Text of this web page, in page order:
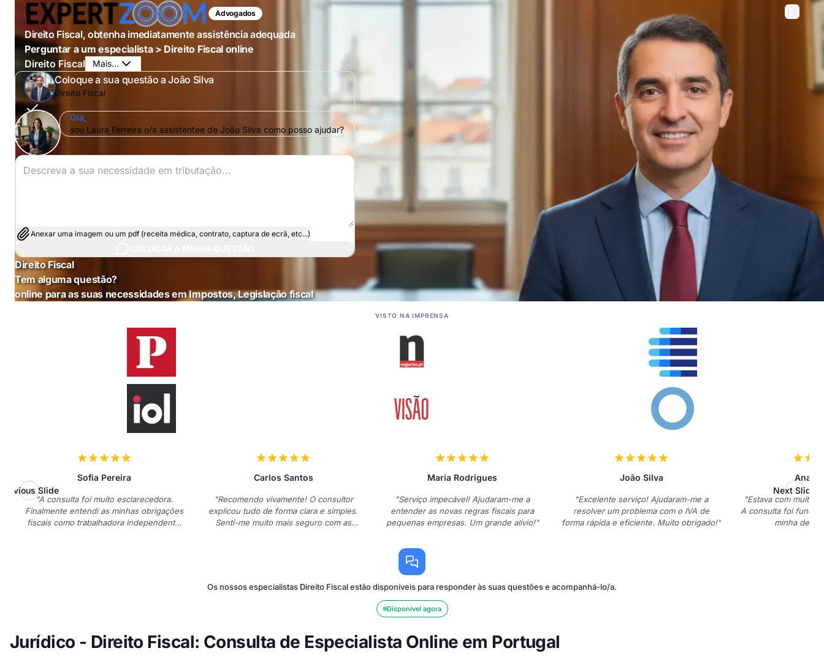
Advogados
Direito Fiscal, obtenha imediatamente assistência adequada
Perguntar a um especialista > Direito Fiscal online
Direito Fiscal
Mais...
Coloque a sua questão a João Silva
Direito Fiscal
Olá,
sou Laura Ferreira o/a assistentee de João Silva como posso ajudar?
Anexar uma imagem ou um pdf (receita médica, contrato, captura de ecrã, etc...)
Direito Fiscal
Tem alguma questão?
online para as suas necessidades em Impostos, Legislação fiscal
VISTO NA IMPRENSA
Sofia Pereira
"A consulta foi muito esclarecedora.
Finalmente entendi as minhas obrigações
fiscais como trabalhadora independente.
Carlos Santos
"Recomendo vivamente! O consultor
explicou tudo de forma clara e simples.
Senti-me muito mais seguro com as
Maria Rodrigues
"Serviço impecável! Ajudaram-me a
entender as novas regras fiscais para
pequenas empresas. Um grande alívio!"
João Silva
"Excelente serviço! Ajudaram-me a
resolver um problema com o IVA de
forma rápida e eficiente. Muito obrigado!"
Ana
"Estava com muitas
A consulta foi
minha
Previous Slide Next Slide
Os nossos especialistas Direito Fiscal estão disponíveis para responder às suas questões e acompanhá-lo/a.
Disponível agora
Jurídico - Direito Fiscal: Consulta de Especialista Online em Portugal